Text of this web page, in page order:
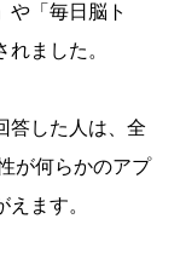
や「毎日脳ト
ました。
答した人は、全
が何らかのアプ
ます。